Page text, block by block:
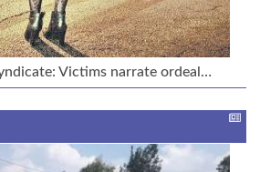
Victims narrate ordeal…